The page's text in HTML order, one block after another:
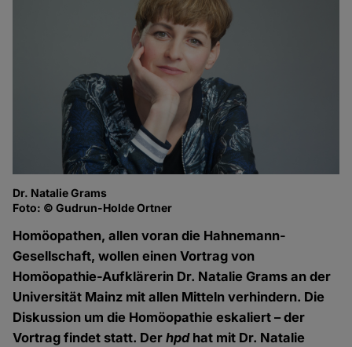
Dr. Natalie Grams
Foto: © Gudrun-Holde Ortner
Homöopathen, allen voran die Hahnemann-
Gesellschaft, wollen einen Vortrag von
Homöopathie-Aufklärerin Dr. Natalie Grams an der
Universität Mainz mit allen Mitteln verhindern. Die
Diskussion um die Homöopathie eskaliert – der
Vortrag findet statt. Derhpdhat mit Dr. Natalie